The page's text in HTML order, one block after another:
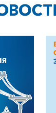
звонок
клиентам